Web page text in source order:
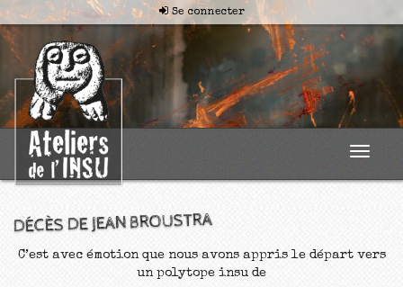
Se connecter
Toggle
DÉCÈS DE JEAN BROUSTRA
C’est avec émotion que nous avons appris le départ vers
un polytope insu de